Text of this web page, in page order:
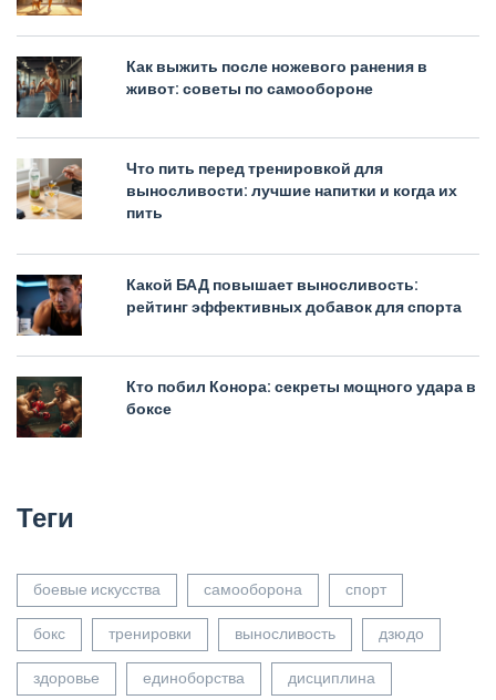
Как выжить после ножевого ранения в
живот: советы по самообороне
Что пить перед тренировкой для
выносливости: лучшие напитки и когда их
пить
Какой БАД повышает выносливость:
рейтинг эффективных добавок для спорта
Кто побил Конора: секреты мощного удара в
боксе
Теги
боевые искусства самооборона
спорт
бокс
тренировки выносливость
дзюдо
здоровье
единоборства
дисциплина